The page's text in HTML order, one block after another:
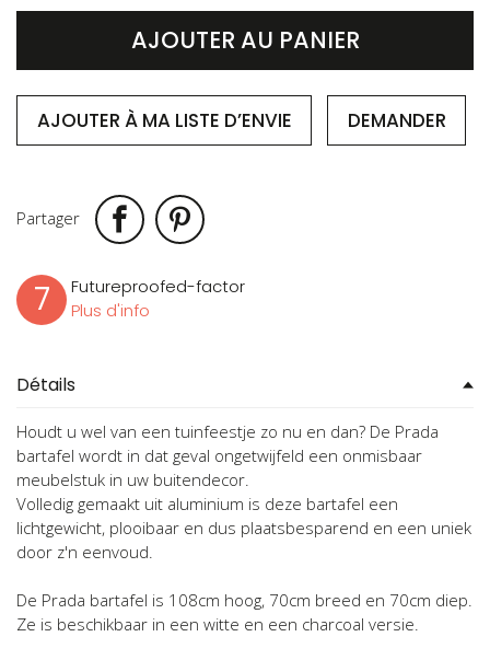
the
AJOUTER AU PANIER
AJOUTER À MA LISTE D’ENVIE DEMANDER
Partager
7
Futureproofed-factor
Plus d'info
Détails
Houdt u wel van een tuinfeestje zo nu en dan? De Prada
bartafel wordt in dat geval ongetwijfeld een onmisbaar
meubelstuk in uw buitendecor.
Volledig gemaakt uit aluminium is deze bartafel een
lichtgewicht, plooibaar en dus plaatsbesparend en een uniek
door z'n eenvoud.
De Prada bartafel is 108cm hoog, 70cm breed en 70cm diep.
Ze is beschikbaar in een witte en een charcoal versie.